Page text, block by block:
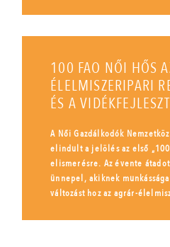
100 FAO NŐI HŐS
ÉLELMISZERIPARI
ÉS A
A Női Gazdálkodók
elindult a jelölés az első „100
elismerésre. Az évente
ünnepel, akiknek
változást hoz az agrár-